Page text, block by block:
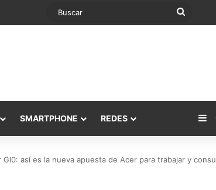
Buscar
SMARTPHONE REDES
GI0: así es la nueva apuesta de Acer para trabajar y